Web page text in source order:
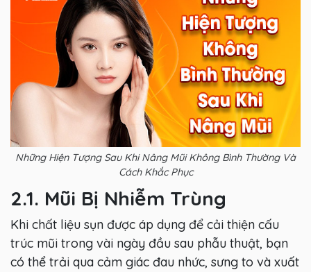
Những Hiện Tượng Sau Khi Nâng Mũi Không Bình Thường Và
Cách Khắc Phục
2.1. Mũi Bị Nhiễm Trùng
Khi chất liệu sụn được áp dụng để cải thiện cấu
trúc mũi trong vài ngày đầu sau phẫu thuật, bạn
có thể trải qua cảm giác đau nhức, sưng to và xuất